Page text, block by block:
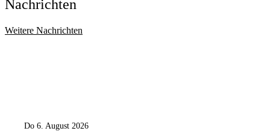
Nachrichten
Weitere Nachrichten
Do 6. August 2026